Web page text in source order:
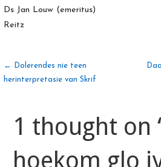
Ds Jan Louw (emeritus)
Reitz
Artikel
← Dolerendes nie teen
herinterpretasie van Skrif
1 thought on
hoekom glo